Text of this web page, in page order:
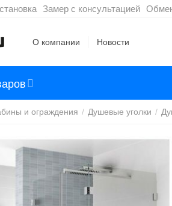
Замер с консультацией
О компании Новости
и ограждения / Душевые уголки /